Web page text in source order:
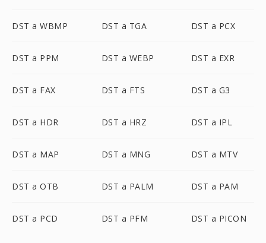
DST a WBMP DST a TGA DST a PCX
DST a PPM DST a WEBP DST a EXR
DST a FAX DST a FTS DST a G3
DST a HDR DST a HRZ DST a IPL
DST a MAP DST a MNG DST a MTV
DST a OTB DST a PALM DST a PAM
DST a PCD DST a PFM DST a PICON